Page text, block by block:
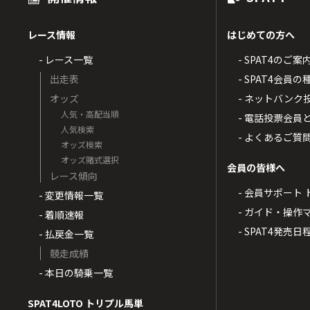
レース情報
- レース一覧
出走表
オッズ
人気・高配当順
人気検索
オッズ検索
オッズ賭式選択
レース傾向
- 変更情報一覧
- 着順速報
- 払戻金一覧
競走成績
- 本日の騎乗一覧
SPAT4LOTO トリプル馬単
はじめての方へ
- SPAT4のご案
- SPAT4会員の
- ネットバンク
- 電話投票会員
- よくあるご質
会員の皆様へ
- 会員サポート
- ガイド・操作
- SPAT4発売日